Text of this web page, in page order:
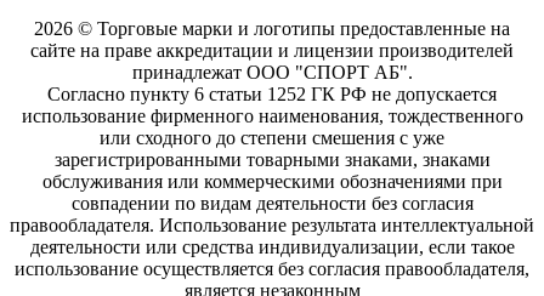
2026 © Торговые марки и логотипы предоставленные на
сайте на праве аккредитации и лицензии производителей
принадлежат ООО "СПОРТ АБ".
Согласно пункту 6 статьи 1252 ГК РФ не допускается
использование фирменного наименования, тождественного
или сходного до степени смешения с уже
зарегистрированными товарными знаками, знаками
обслуживания или коммерческими обозначениями при
совпадении по видам деятельности без согласия
правообладателя. Использование результата интеллектуальной
деятельности или средства индивидуализации, если такое
использование осуществляется без согласия правообладателя,
является незаконным